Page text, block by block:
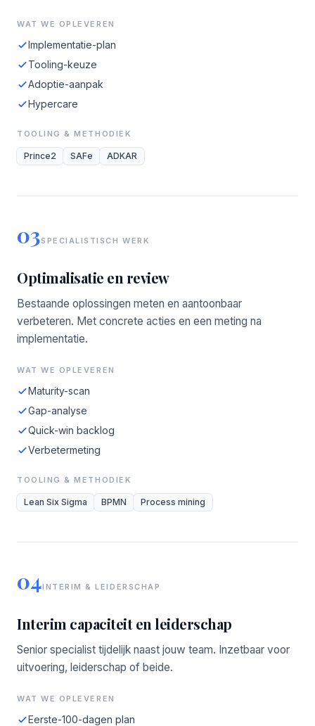
WAT WE OPLEVEREN
Implementatie-plan
Tooling-keuze
Adoptie-aanpak
Hypercare
TOOLING & METHODIEK
Prince2 SAFe ADKAR
03SPECIALISTISCH WERK
Optimalisatie en review
Bestaande oplossingen meten en aantoonbaar
verbeteren. Met concrete acties en een meting na
implementatie.
WAT WE OPLEVEREN
Maturity-scan
Gap-analyse
Quick-win backlog
Verbetermeting
TOOLING & METHODIEK
Lean Six Sigma BPMN Process mining
04INTERIM & LEIDERSCHAP
Interim capaciteit en leiderschap
Senior specialist tijdelijk naast jouw team. Inzetbaar voor
uitvoering, leiderschap of beide.
WAT WE OPLEVEREN
Eerste-100-dagen plan